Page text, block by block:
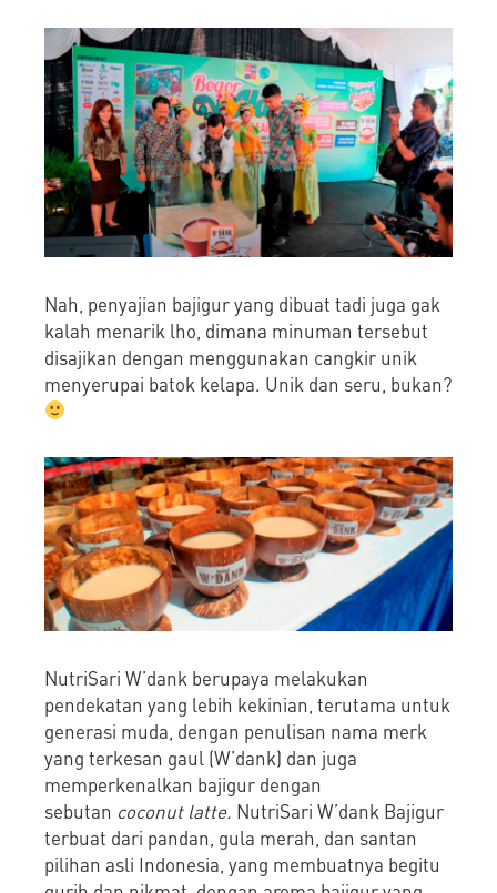
Nah, penyajian bajigur yang dibuat tadi juga gak
kalah menarik lho, dimana minuman tersebut
disajikan dengan menggunakan cangkir unik
menyerupai batok kelapa. Unik dan seru, bukan?
NutriSari W’dank berupaya melakukan
pendekatan yang lebih kekinian, terutama untuk
generasi muda, dengan penulisan nama merk
yang terkesan gaul (W’dank) dan juga
memperkenalkan bajigur dengan
sebutan coconut latte. NutriSari W’dank Bajigur
terbuat dari pandan, gula merah, dan santan
pilihan asli Indonesia, yang membuatnya begitu